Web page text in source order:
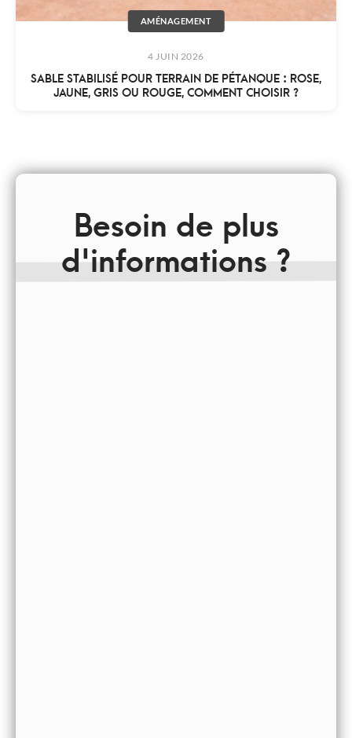
AMÉNAGEMENT
4 JUIN 2026
SABLE STABILISÉ POUR TERRAIN DE PÉTANQUE : ROSE,
JAUNE, GRIS OU ROUGE, COMMENT CHOISIR ?
Besoin de plus
d'informations ?